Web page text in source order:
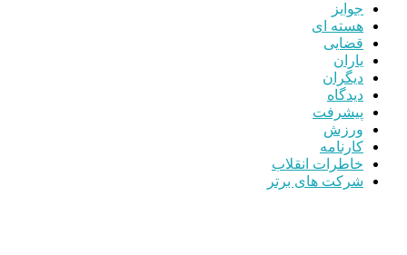
جوایز
هسته ای
قضایی
یاران
دیگران
دیدگاه
پیشرفت
ورزش
کارنامه
خاطرات انقلاب
شرکت های برتر